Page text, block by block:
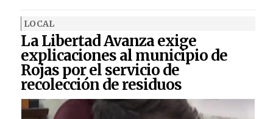
LOCAL
La Libertad Avanza exige
explicaciones al municipio de
Rojas por el servicio de
recolección de residuos